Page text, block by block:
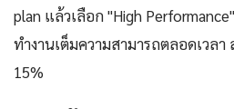
plan แล้วเลือก "High
ทำงานเต็มความสามารถตลอดเวลา
15%